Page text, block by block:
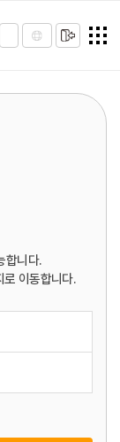
합니다.
로 이동합니다.